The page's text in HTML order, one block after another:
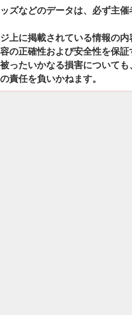
ズなどのデータは、必ず主
上に掲載されている情報の
の正確性および安全性を保
ったいかなる損害について
責任を負いかねます。